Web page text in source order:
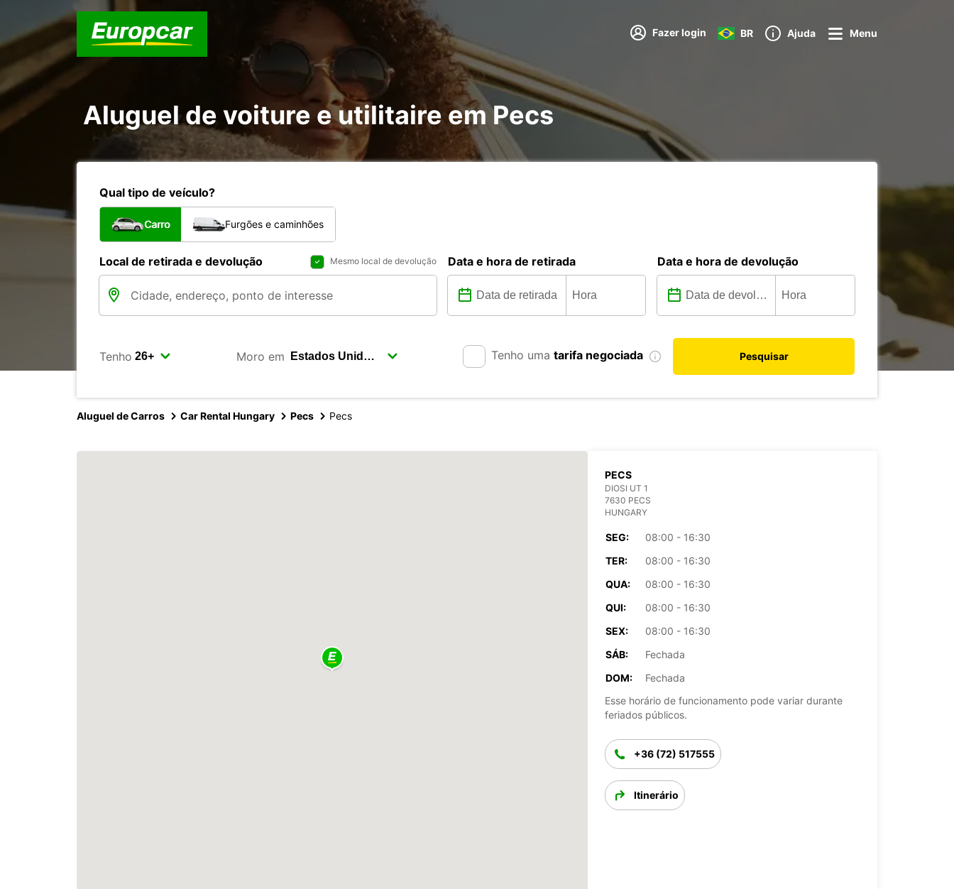
Fazer login BR Ajuda Menu
Aluguel de voiture e utilitaire em Pecs
Qual tipo de veículo?
Carro Furgões e caminhões
Local de retirada e devolução Mesmo local de devolução Data e hora de retirada Data e hora de devolução
Tenho Moro em Tenho uma tarifa negociada Pesquisar
Aluguel de Carros Car Rental Hungary Pecs Pecs
PECS
DIOSI UT 1
7630 PECS
HUNGARY
SEG:
08:00 - 16:30
TER:
08:00 - 16:30
QUA:
08:00 - 16:30
QUI:
08:00 - 16:30
SEX:
08:00 - 16:30
SÁB:
Fechada
DOM:
Fechada
Esse horário de funcionamento pode variar durante
feriados públicos.
+36 (72) 517555
Itinerário